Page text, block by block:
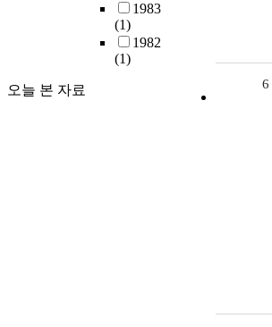
1983
(1)
1982
(1)
오늘 본 자료 6